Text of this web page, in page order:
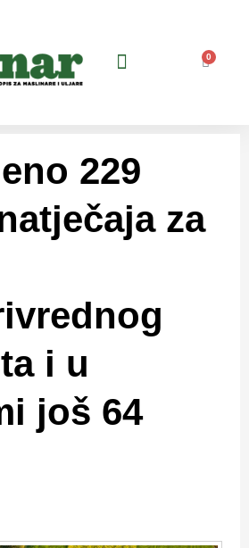
0
229
za
i u
još 64